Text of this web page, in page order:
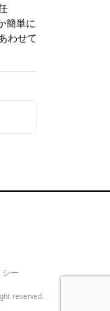
簡単に
わせて
ー
reserved.